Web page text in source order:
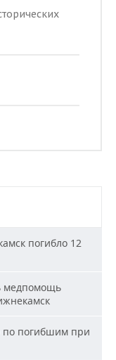
погибло 12
медпомощь
по погибшим при